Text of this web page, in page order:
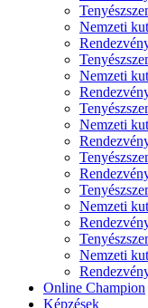
Nemzeti
Nemzeti
Nemzeti
Nemzeti
Nemzeti
Online Champion
Képzések